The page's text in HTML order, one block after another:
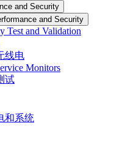
and Security
and Security
Test and Validation
线电
Monitors
试
和系统